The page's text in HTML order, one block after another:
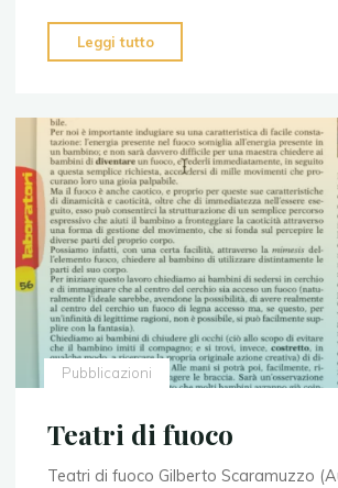
Leggi tutto
di
Pubblicazioni
Teatri di fuoco
Teatri di fuoco Gilberto Scaramuzzo